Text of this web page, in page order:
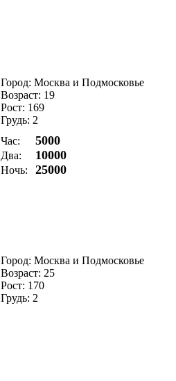
Город: Москва и Подмосковье
Возраст: 19
Рост: 169
Грудь: 2
Час:
5000
Два: 10000
Ночь: 25000
Город: Москва и Подмосковье
Возраст: 25
Рост: 170
Грудь: 2